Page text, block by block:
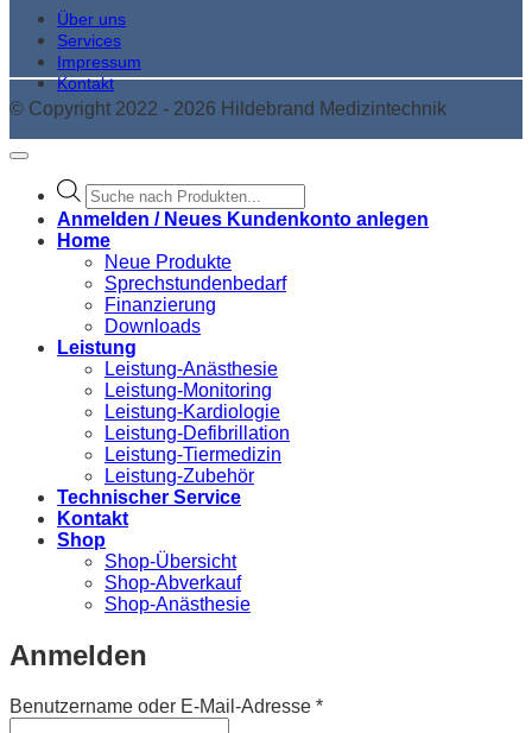
Über uns
Services
Impressum
Kontakt
© Copyright 2022 - 2026 Hildebrand Medizintechnik
Products
search
Anmelden / Neues Kundenkonto anlegen
Home
Neue Produkte
Sprechstundenbedarf
Finanzierung
Downloads
Leistung
Leistung-Anästhesie
Leistung-Monitoring
Leistung-Kardiologie
Leistung-Defibrillation
Leistung-Tiermedizin
Leistung-Zubehör
Technischer Service
Kontakt
Shop
Shop-Übersicht
Shop-Abverkauf
Shop-Anästhesie
Anmelden
Benutzername oder E-Mail-Adresse *Erforderlich